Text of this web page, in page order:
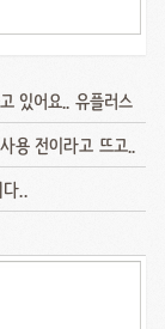
있어요.. 유플러스
용 전이라고 뜨고..
..